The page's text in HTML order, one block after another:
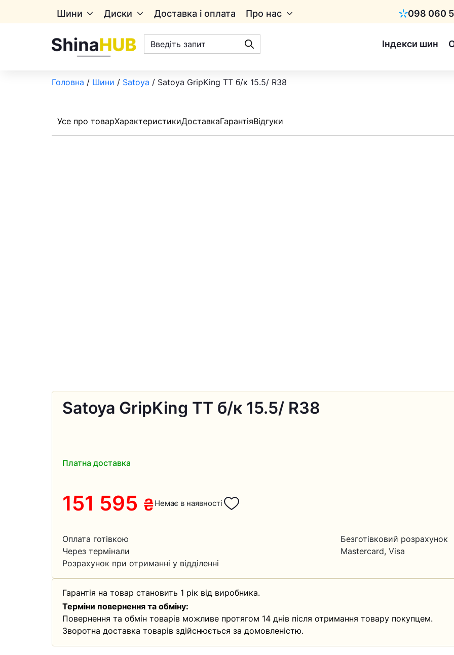
Шини Диски Доставка і оплата Про нас 098 060
Київстар
Пошук
товарів
Індекси шин
Головна / Шини / Satoya / Satoya GripKing TT б/к 15.5/ R38
Усе про товарХарактеристикиДоставкаГарантіяВідгуки
Satoya GripKing TT б/к 15.5/ R38
Платна доставка
151 595 ₴Немає в наявності
Оплата готівкою
Безготівковий розрахунок
Через термінали
Mastercard, Visa
Розрахунок при отриманні у відділенні
Гарантія на товар становить 1 рік від виробника.
Терміни повернення та обміну:
Повернення та обмін товарів можливе протягом 14 днів після отримання товару покупцем.
Зворотна доставка товарів здійснюється за домовленістю.